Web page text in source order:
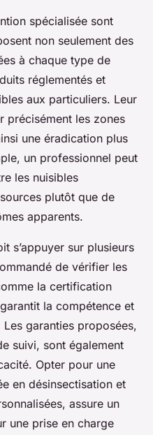
spécialisée sont
non seulement des
à chaque type de
réglementés et
aux particuliers. Leur
précisément les zones
une éradication plus
un professionnel peut
les nuisibles
plutôt que de
apparents.
s’appuyer sur plusieurs
de vérifier les
la certification
la compétence et
garanties proposées,
suivi, sont également
Opter pour une
en désinsectisation et
assure un
une prise en charge